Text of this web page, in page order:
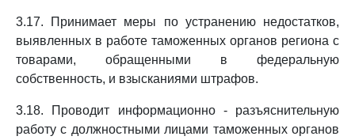
3.17. Принимает меры по устранению недостатков,
выявленных в работе таможенных органов региона с
товарами, обращенными в федеральную
собственность, и взысканиями штрафов.
3.18. Проводит информационно - разъяснительную
работу с должностными лицами таможенных органов